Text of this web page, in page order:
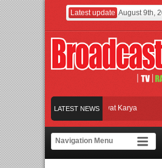
Latest update August 9th,
LATEST NEWS
di Dunia Fashion lewat Karya
Talenta Unggul Band Britpop Asal